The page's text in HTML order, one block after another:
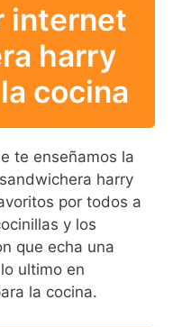
internet
harry
cocina
te enseñamos la
harry
por todos a
y los
que echa una
ultimo en
la cocina.